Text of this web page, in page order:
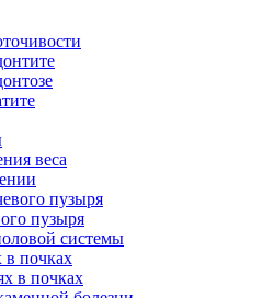
веса
пузыря
пузыря
системы
в почках
в почках